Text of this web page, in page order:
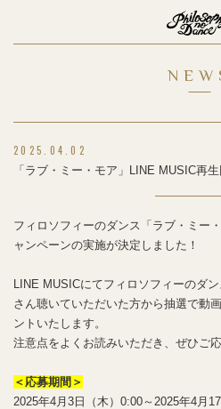
2025.04.02
「ラブ・ミー・モア」LINE MUSIC再
フィロソフィーのダンス「ラブ・ミー
ャンペーンの実施が決定しました！
LINE MUSICにてフィロソフィーのダ
さん聴いていただいた方から抽選で動
ントいたします。
注意点をよくお読みいただき、ぜひご
＜応募期間＞
2025年4月3日（木）0:00～2025年4月